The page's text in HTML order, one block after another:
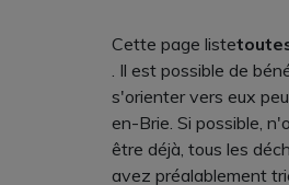
Cette page liste
. Il est possible de
s'orienter vers eux
en-Brie. Si possible,
être déjà, tous les
avez préalablement